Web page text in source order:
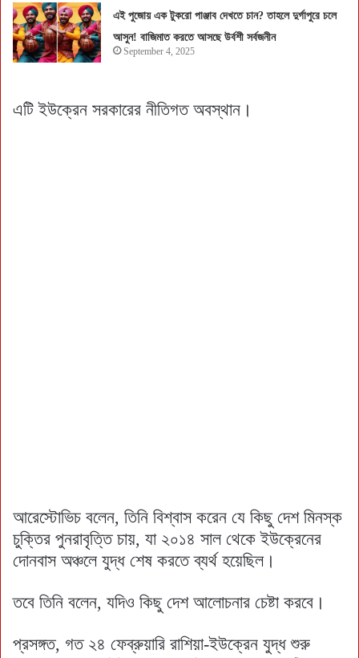
এই পুজোয় এক টুকরো পাঞ্জাব দেখতে চান? তাহলে দুর্গাপুরে চলে
আসুন! বাজিমাত করতে আসছে উর্বশী সর্বজনীন
September 4, 2025
এটি ইউক্রেন সরকারের নীতিগত অবস্থান।
আরেস্টোভিচ বলেন, তিনি বিশ্বাস করেন যে কিছু দেশ মিনস্ক
চুক্তির পুনরাবৃত্তি চায়, যা ২০১৪ সাল থেকে ইউক্রেনের
দোনবাস অঞ্চলে যুদ্ধ শেষ করতে ব্যর্থ হয়েছিল।
তবে তিনি বলেন, যদিও কিছু দেশ আলোচনার চেষ্টা করবে।
প্রসঙ্গত, গত ২৪ ফেব্রুয়ারি রাশিয়া-ইউক্রেন যুদ্ধ শুরু